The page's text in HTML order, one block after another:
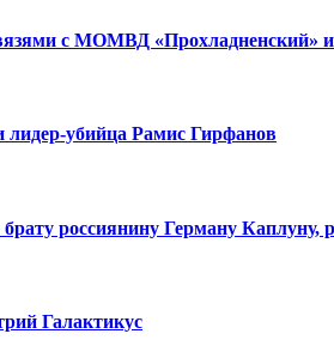
с МОМВД
лидер-убийца Рамис Гирфанов
россиянину Герману
Галактикус